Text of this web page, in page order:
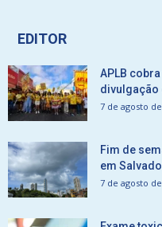
EDITOR
APLB
divulgação
7 de agosto
Fim de
em
7 de agosto